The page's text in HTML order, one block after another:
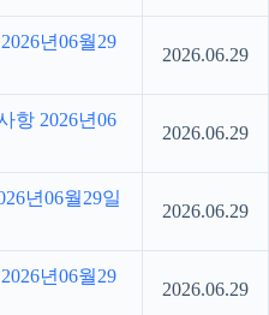
년06월29
2026.06.29
항 2026년06
2026.06.29
년06월29일
2026.06.29
년06월29
2026.06.29